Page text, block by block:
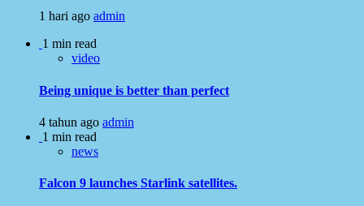
1 hari ago admin
1 min read
video
Being unique is better than perfect
4 tahun ago admin
1 min read
news
Falcon 9 launches Starlink satellites.